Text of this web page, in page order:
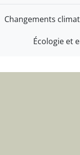
Changements
Écologie et